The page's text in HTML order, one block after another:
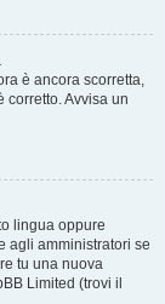
è ancora scorretta,
corretto. Avvisa un
lingua oppure
agli amministratori se
tu una nuova
Limited (trovi il